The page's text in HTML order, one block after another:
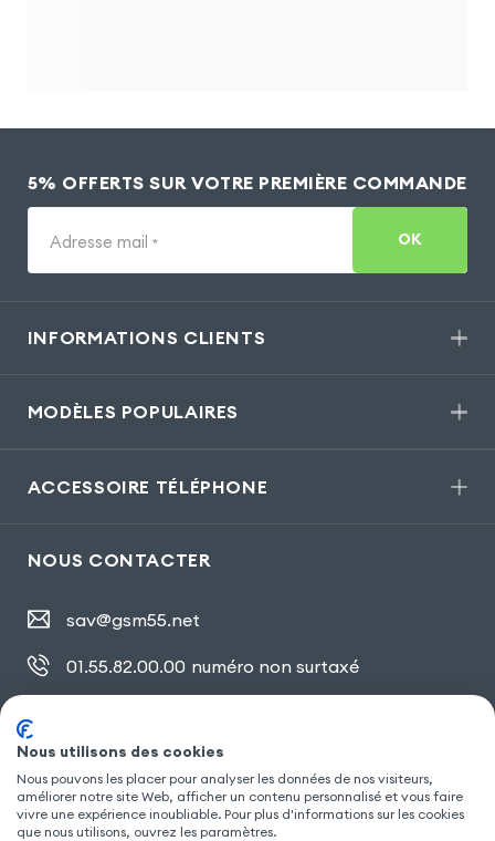
5% OFFERTS SUR VOTRE PREMIÈRE COMMANDE
Adresse mail * OK
INFORMATIONS CLIENTS
MODÈLES POPULAIRES
ACCESSOIRE TÉLÉPHONE
NOUS CONTACTER
sav@gsm55.net
01.55.82.00.00 numéro non surtaxé
SUIVEZ NOUS
Nous utilisons des cookies
Nous pouvons les placer pour analyser les données de nos visiteurs,
améliorer notre site Web, afficher un contenu personnalisé et vous faire
vivre une expérience inoubliable. Pour plus d'informations sur les cookies
que nous utilisons, ouvrez les paramètres.